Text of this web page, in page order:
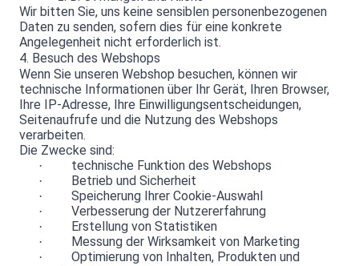
Wir bitten Sie, uns keine sensiblen personenbezogenen
Daten zu senden, sofern dies für eine konkrete
Angelegenheit nicht erforderlich ist.
4. Besuch des Webshops
Wenn Sie unseren Webshop besuchen, können wir
technische Informationen über Ihr Gerät, Ihren Browser,
Ihre IP-Adresse, Ihre Einwilligungsentscheidungen,
Seitenaufrufe und die Nutzung des Webshops
verarbeiten.
Die Zwecke sind:
· technische Funktion des Webshops
· Betrieb und Sicherheit
· Speicherung Ihrer Cookie-Auswahl
· Verbesserung der Nutzererfahrung
· Erstellung von Statistiken
· Messung der Wirksamkeit von Marketing
·
Optimierung von Inhalten, Produkten und